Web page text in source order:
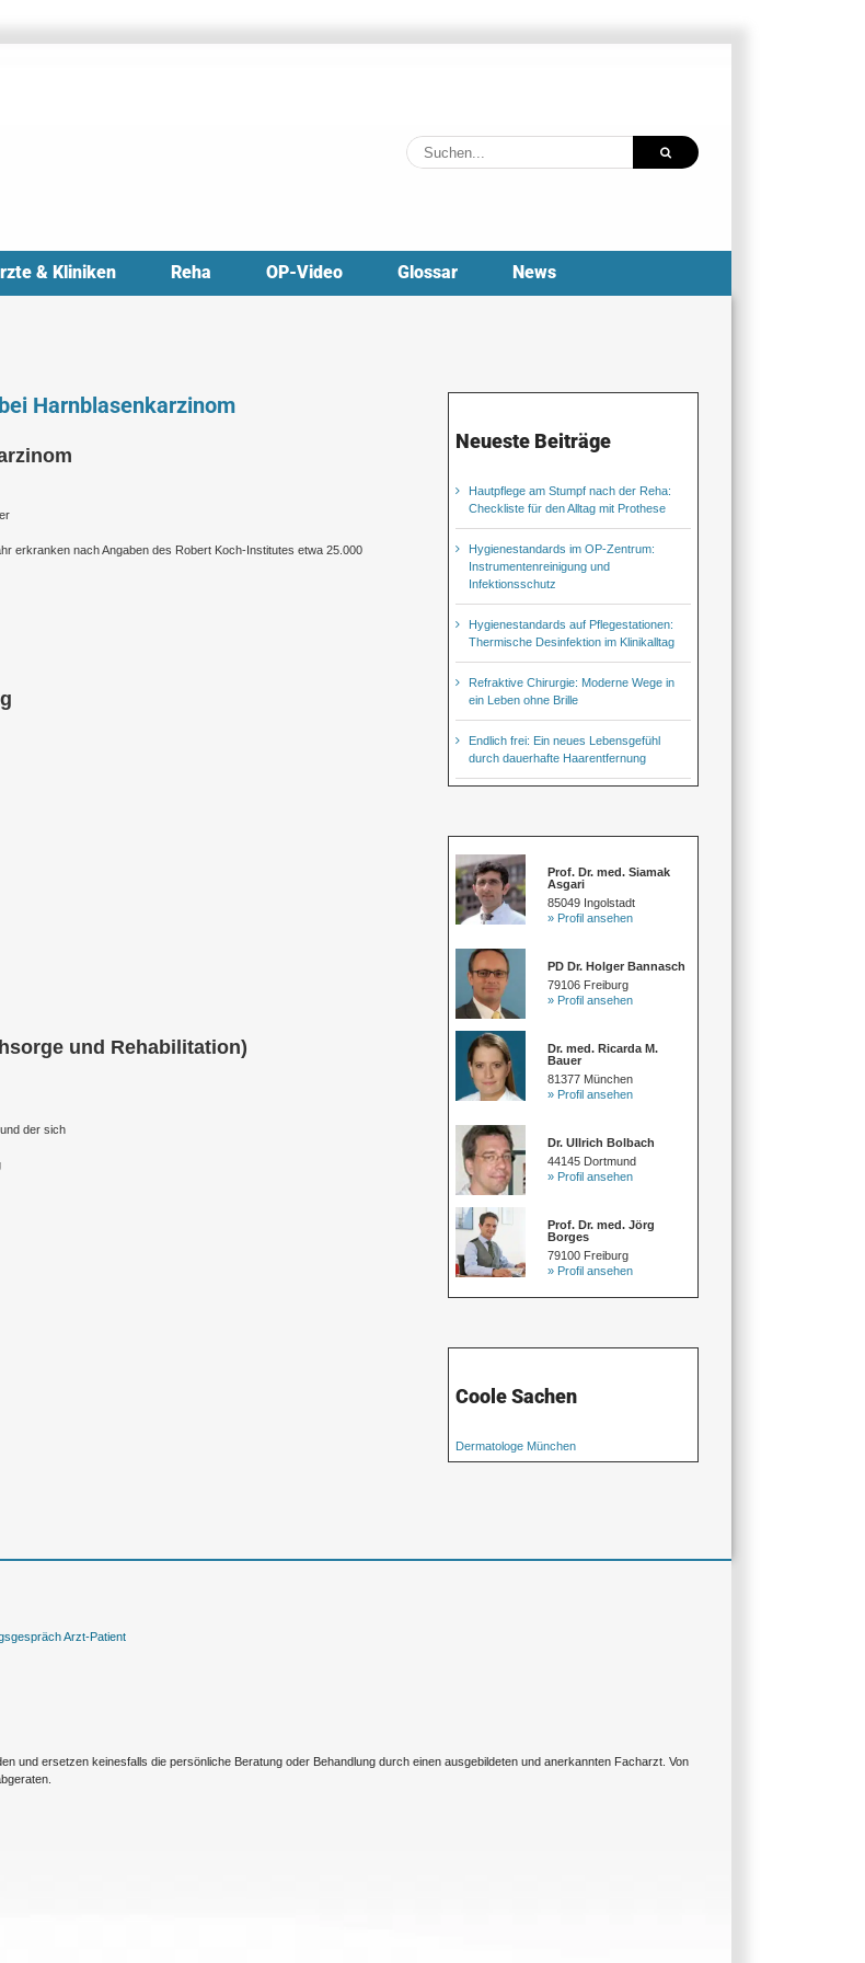
Suche
nach:
& Kliniken Reha OP-Video Glossar News
Harnblasenkarzinom
erkranken nach Angaben des Robert Koch-Institutes etwa 25.000
und Rehabilitation)
der sich
Neueste Beiträge
Hautpflege am Stumpf nach der Reha:
Checkliste für den Alltag mit Prothese
Hygienestandards im OP-Zentrum:
Instrumentenreinigung und
Infektionsschutz
Hygienestandards auf Pflegestationen:
Thermische Desinfektion im Klinikalltag
Refraktive Chirurgie: Moderne Wege in
ein Leben ohne Brille
Endlich frei: Ein neues Lebensgefühl
durch dauerhafte Haarentfernung
Prof. Dr. med. Siamak
Asgari
85049 Ingolstadt
» Profil ansehen
PD Dr. Holger Bannasch
79106 Freiburg
» Profil ansehen
Dr. med. Ricarda M.
Bauer
81377 München
» Profil ansehen
Dr. Ullrich Bolbach
44145 Dortmund
» Profil ansehen
Prof. Dr. med. Jörg
Borges
79100 Freiburg
» Profil ansehen
Coole Sachen
Dermatologe München
Arzt-Patient
und ersetzen keinesfalls die persönliche Beratung oder Behandlung durch einen ausgebildeten und anerkannten Facharzt. Von